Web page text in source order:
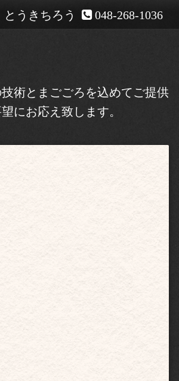
048-268-1036
とうきちろう
術とまごごろを込めてご提供
にお応え致します。